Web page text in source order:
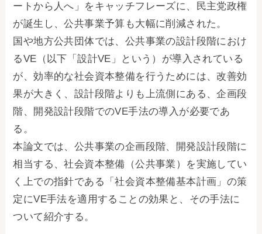
ートから人へ」をキャッチフレーズに、民主党政権
が誕生し、公共事業予算も大幅に削減された。
国や地方公共団体では、公共事業の設計段階におけ
るVE（以下「設計VE」という）が導入されている
が、効率的な社会資本整備を行うためには、改善効
果が大きく、設計段階よりも上流側にある、企画段
階、開発設計段階でのVE手法の導入が必要であ
る。
本論文では、公共事業の企画段階、開発設計段階に
相当する、社会資本整備（公共事業）を実施してい
く上での指針である「社会資本整備基本計画」の策
定にVE手法を適用することの効果と、その手法に
ついて紹介する。